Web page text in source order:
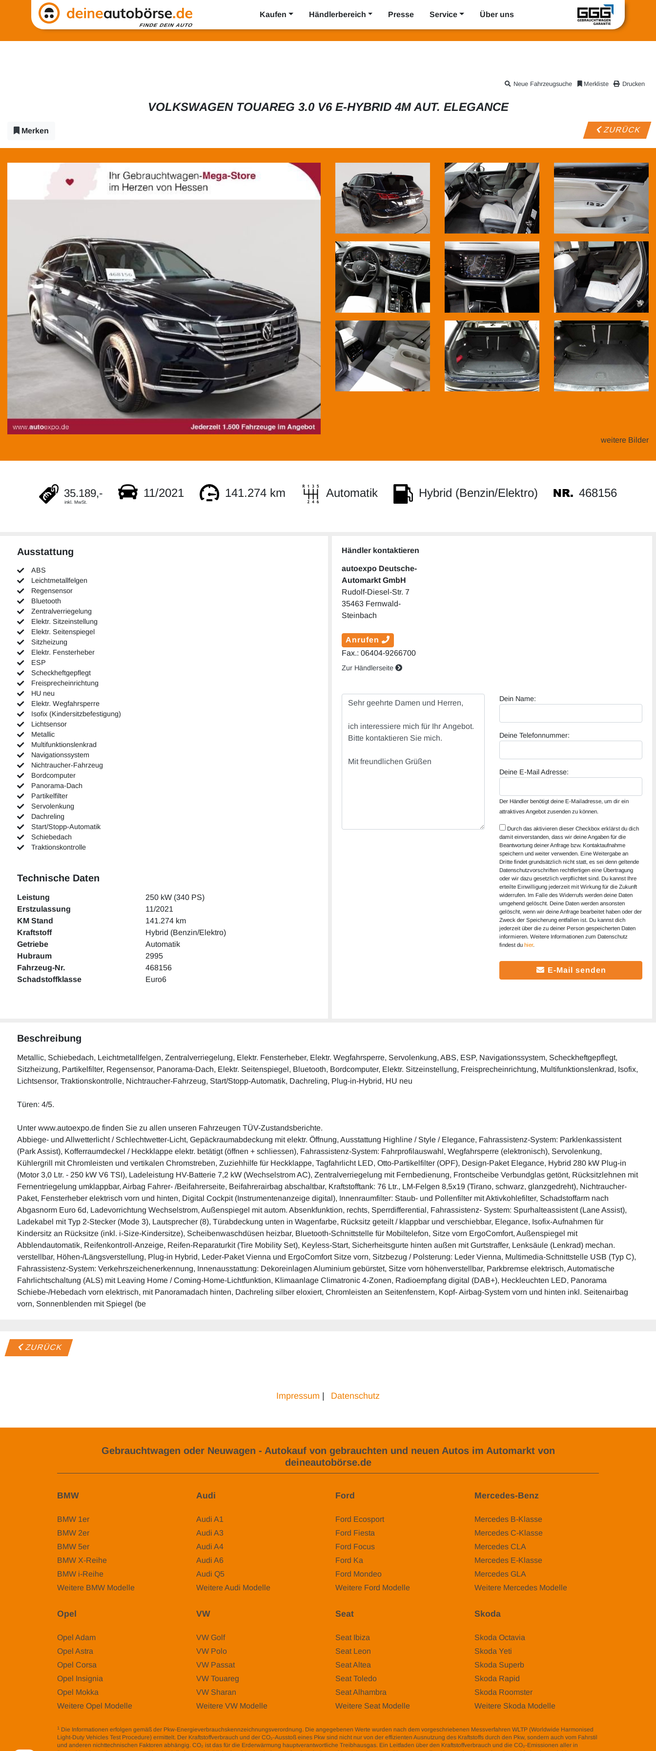
Kaufen Händlerbereich Presse Service Über uns
Drucken
Merkliste
Neue Fahrzeugsuche
VOLKSWAGEN TOUAREG 3.0 V6 E-HYBRID 4M AUT. ELEGANCE
Merken ZURÜCK
weitere Bilder
35.189,-
inkl. MwSt.
11/2021 141.274 km Automatik Hybrid (Benzin/Elektro) 468156
Ausstattung
ABS
Leichtmetallfelgen
Regensensor
Bluetooth
Zentralverriegelung
Elektr. Sitzeinstellung
Elektr. Seitenspiegel
Sitzheizung
Elektr. Fensterheber
ESP
Scheckheftgepflegt
Freisprecheinrichtung
HU neu
Elektr. Wegfahrsperre
Isofix (Kindersitzbefestigung)
Lichtsensor
Metallic
Multifunktionslenkrad
Navigationssystem
Nichtraucher-Fahrzeug
Bordcomputer
Panorama-Dach
Partikelfilter
Servolenkung
Dachreling
Start/Stopp-Automatik
Schiebedach
Traktionskontrolle
Technische Daten
Leistung
250 kW (340 PS)
Erstzulassung
11/2021
KM Stand
141.274 km
Kraftstoff
Hybrid (Benzin/Elektro)
Getriebe
Automatik
Hubraum
2995
Fahrzeug-Nr.
468156
Schadstoffklasse
Euro6
Händler kontaktieren
autoexpo Deutsche-
Automarkt GmbH
Rudolf-Diesel-Str. 7
35463 Fernwald-
Steinbach
Anrufen
Fax.: 06404-9266700
Zur Händlerseite
Dein Name:
Deine Telefonnummer:
Deine E-Mail Adresse:
Der Händler benötigt deine E-Mailadresse, um dir ein
attraktives Angebot zusenden zu können.
Durch das aktivieren dieser Checkbox erklärst du dich
damit einverstanden, dass wir deine Angaben für die
Beantwortung deiner Anfrage bzw. Kontaktaufnahme
speichern und weiter verwenden. Eine Weitergabe an
Dritte findet grundsätzlich nicht statt, es sei denn geltende
Datenschutzvorschriften rechtfertigen eine Übertragung
oder wir dazu gesetzlich verpflichtet sind. Du kannst Ihre
erteilte Einwilligung jederzeit mit Wirkung für die Zukunft
widerrufen. Im Falle des Widerrufs werden deine Daten
umgehend gelöscht. Deine Daten werden ansonsten
gelöscht, wenn wir deine Anfrage bearbeitet haben oder der
Zweck der Speicherung entfallen ist. Du kannst dich
jederzeit über die zu deiner Person gespeicherten Daten
informieren. Weitere Informationen zum Datenschutz
findest du hier.
E-Mail senden
Beschreibung
Metallic, Schiebedach, Leichtmetallfelgen, Zentralverriegelung, Elektr. Fensterheber, Elektr. Wegfahrsperre, Servolenkung, ABS, ESP, Navigationssystem, Scheckheftgepflegt,
Sitzheizung, Partikelfilter, Regensensor, Panorama-Dach, Elektr. Seitenspiegel, Bluetooth, Bordcomputer, Elektr. Sitzeinstellung, Freisprecheinrichtung, Multifunktionslenkrad, Isofix,
Lichtsensor, Traktionskontrolle, Nichtraucher-Fahrzeug, Start/Stopp-Automatik, Dachreling, Plug-in-Hybrid, HU neu
Türen: 4/5.
Unter www.autoexpo.de finden Sie zu allen unseren Fahrzeugen TÜV-Zustandsberichte.
Abbiege- und Allwetterlicht / Schlechtwetter-Licht, Gepäckraumabdeckung mit elektr. Öffnung, Ausstattung Highline / Style / Elegance, Fahrassistenz-System: Parklenkassistent
(Park Assist), Kofferraumdeckel / Heckklappe elektr. betätigt (öffnen + schliessen), Fahrassistenz-System: Fahrprofilauswahl, Wegfahrsperre (elektronisch), Servolenkung,
Kühlergrill mit Chromleisten und vertikalen Chromstreben, Zuziehhilfe für Heckklappe, Tagfahrlicht LED, Otto-Partikelfilter (OPF), Design-Paket Elegance, Hybrid 280 kW Plug-in
(Motor 3,0 Ltr. - 250 kW V6 TSI), Ladeleistung HV-Batterie 7,2 kW (Wechselstrom AC), Zentralverriegelung mit Fernbedienung, Frontscheibe Verbundglas getönt, Rücksitzlehnen mit
Fernentriegelung umklappbar, Airbag Fahrer- /Beifahrerseite, Beifahrerairbag abschaltbar, Kraftstofftank: 76 Ltr., LM-Felgen 8,5x19 (Tirano, schwarz, glanzgedreht), Nichtraucher-
Paket, Fensterheber elektrisch vorn und hinten, Digital Cockpit (Instrumentenanzeige digital), Innenraumfilter: Staub- und Pollenfilter mit Aktivkohlefilter, Schadstoffarm nach
Abgasnorm Euro 6d, Ladevorrichtung Wechselstrom, Außenspiegel mit autom. Absenkfunktion, rechts, Sperrdifferential, Fahrassistenz- System: Spurhalteassistent (Lane Assist),
Ladekabel mit Typ 2-Stecker (Mode 3), Lautsprecher (8), Türabdeckung unten in Wagenfarbe, Rücksitz geteilt / klappbar und verschiebbar, Elegance, Isofix-Aufnahmen für
Kindersitz an Rücksitze (inkl. i-Size-Kindersitze), Scheibenwaschdüsen heizbar, Bluetooth-Schnittstelle für Mobiltelefon, Sitze vorn ErgoComfort, Außenspiegel mit
Abblendautomatik, Reifenkontroll-Anzeige, Reifen-Reparaturkit (Tire Mobility Set), Keyless-Start, Sicherheitsgurte hinten außen mit Gurtstraffer, Lenksäule (Lenkrad) mechan.
verstellbar, Höhen-/Längsverstellung, Plug-in Hybrid, Leder-Paket Vienna und ErgoComfort Sitze vorn, Sitzbezug / Polsterung: Leder Vienna, Multimedia-Schnittstelle USB (Typ C),
Fahrassistenz-System: Verkehrszeichenerkennung, Innenausstattung: Dekoreinlagen Aluminium gebürstet, Sitze vorn höhenverstellbar, Parkbremse elektrisch, Automatische
Fahrlichtschaltung (ALS) mit Leaving Home / Coming-Home-Lichtfunktion, Klimaanlage Climatronic 4-Zonen, Radioempfang digital (DAB+), Heckleuchten LED, Panorama
Schiebe-/Hebedach vorn elektrisch, mit Panoramadach hinten, Dachreling silber eloxiert, Chromleisten an Seitenfenstern, Kopf- Airbag-System vorn und hinten inkl. Seitenairbag
vorn, Sonnenblenden mit Spiegel (be
ZURÜCK
Impressum Datenschutz
Gebrauchtwagen oder Neuwagen - Autokauf von gebrauchten und neuen Autos im Automarkt von
deineautobörse.de
BMW
BMW 1er
BMW 2er
BMW 5er
BMW X-Reihe
BMW i-Reihe
Weitere BMW Modelle
Audi
Audi A1
Audi A3
Audi A4
Audi A6
Audi Q5
Weitere Audi Modelle
Ford
Ford Ecosport
Ford Fiesta
Ford Focus
Ford Ka
Ford Mondeo
Weitere Ford Modelle
Mercedes-Benz
Mercedes B-Klasse
Mercedes C-Klasse
Mercedes CLA
Mercedes E-Klasse
Mercedes GLA
Weitere Mercedes Modelle
Opel
Opel Adam
Opel Astra
Opel Corsa
Opel Insignia
Opel Mokka
Weitere Opel Modelle
VW
VW Golf
VW Polo
VW Passat
VW Touareg
VW Sharan
Weitere VW Modelle
Seat
Seat Ibiza
Seat Leon
Seat Altea
Seat Toledo
Seat Alhambra
Weitere Seat Modelle
Skoda
Skoda Octavia
Skoda Yeti
Skoda Superb
Skoda Rapid
Skoda Roomster
Weitere Skoda Modelle
1 Die Informationen erfolgen gemäß der Pkw-Energieverbrauchskennzeichnungsverordnung. Die angegebenen Werte wurden nach dem vorgeschriebenen Messverfahren WLTP (Worldwide Harmonised
Light-Duty Vehicles Test Procedure) ermittelt. Der Kraftstoffverbrauch und der CO₂-Ausstoß eines Pkw sind nicht nur von der effizienten Ausnutzung des Kraftstoffs durch den Pkw, sondern auch vom Fahrstil
und anderen nichttechnischen Faktoren abhängig. CO₂ ist das für die Erderwärmung hauptverantwortliche Treibhausgas. Ein Leitfaden über den Kraftstoffverbrauch und die CO₂-Emissionen aller in